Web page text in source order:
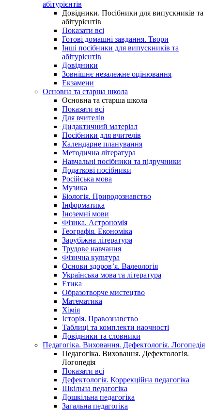
абітурієнтів
Довідники. Посібники для випускників та
абітурієнтів
Показати всі
Готові домашні завдання. Твори
Інші посібники для випускників та
абітурієнтів
Довідники
Зовнішнє незалежне оцінювання
Екзамени
Основна та старша школа
Основна та старша школа
Показати всі
Для вчителів
Дидактичний матеріал
Посібники для вчителів
Календарне планування
Методична література
Навчальні посібники та підручники
Додаткові посібники
Російська мова
Музика
Біологія. Природознавство
Інформатика
Іноземні мови
Фізика. Астрономія
Географія. Економіка
Зарубіжна література
Трудове навчання
Фізична культура
Основи здоров’я. Валеологія
Українська мова та література
Етика
Образотворче мистецтво
Математика
Хімія
Історія. Правознавство
Таблиці та комплекти наочності
Довідники та словники
Педагогіка. Виховання. Дефектологія. Логопедія
Педагогіка. Виховання. Дефектологія.
Логопедія
Показати всі
Дефектологія. Коррекційна педагогіка
Шкільна педагогіка
Дошкільна педагогіка
Загальна педагогіка